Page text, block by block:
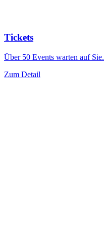
Tickets
Über 50 Events warten auf Sie.
Zum Detail